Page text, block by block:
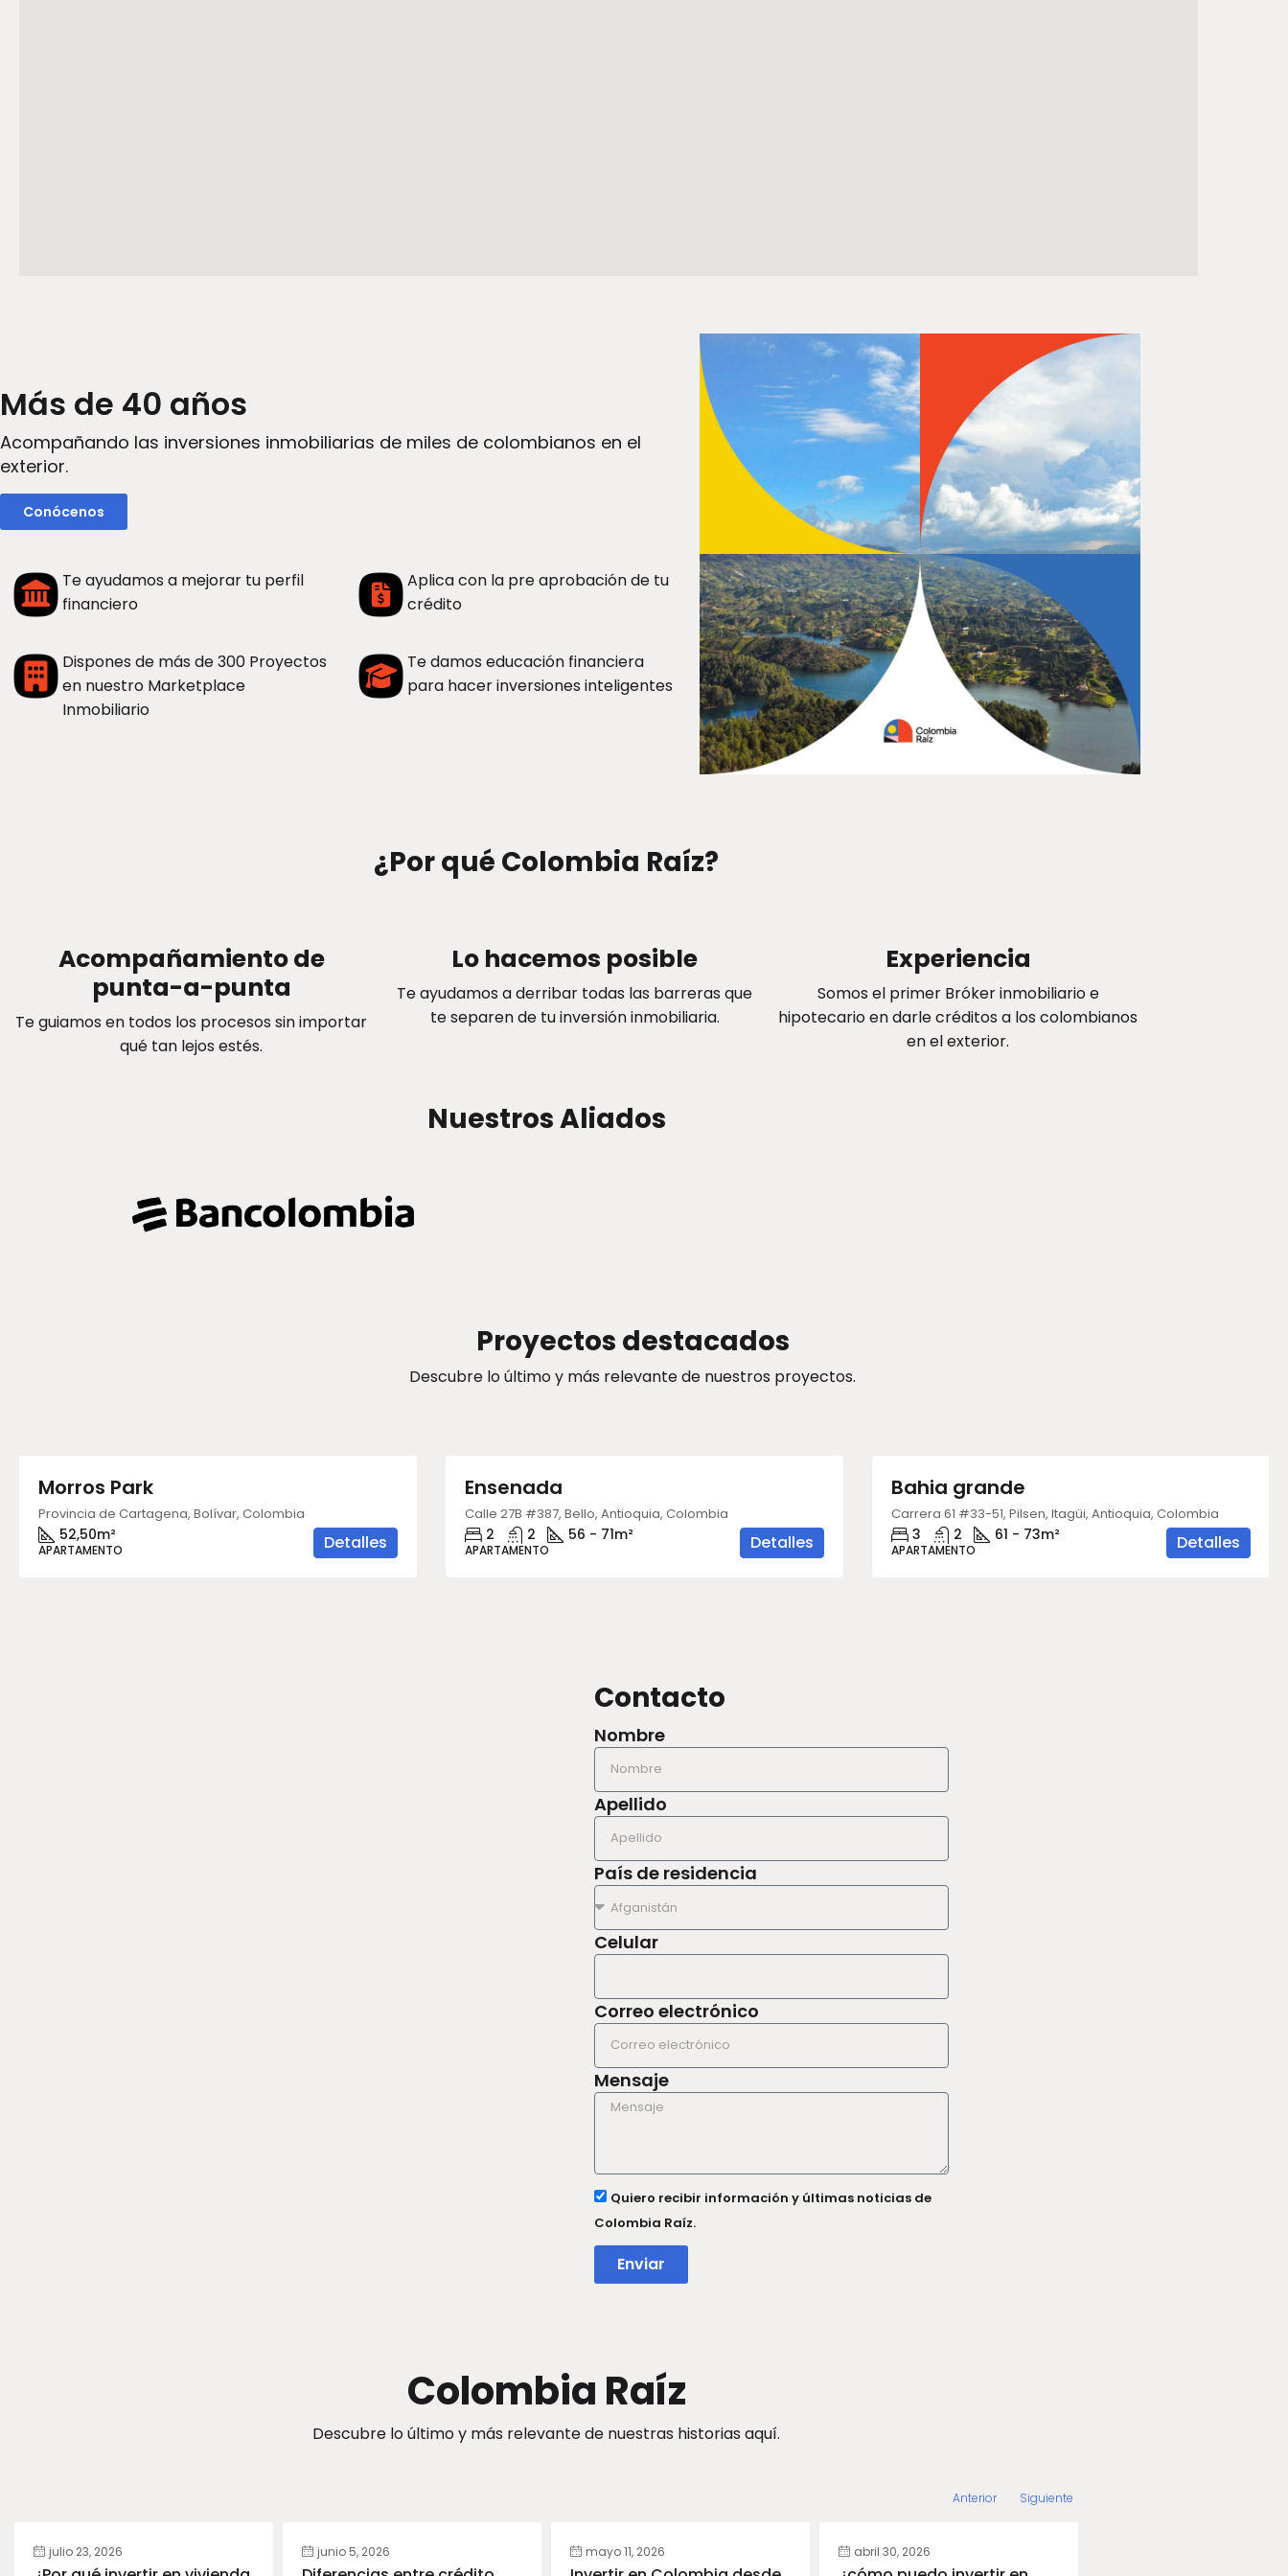
Más de 40 años
Acompañando las inversiones inmobiliarias de miles de colombianos en el
exterior.
Conócenos
Te ayudamos a mejorar tu perfil
financiero
Dispones de más de 300 Proyectos
en nuestro Marketplace
Inmobiliario
Aplica con la pre aprobación de tu
crédito
Te damos educación financiera
para hacer inversiones inteligentes
¿Por qué Colombia Raíz?
Acompañamiento de
punta-a-punta
Te guiamos en todos los procesos sin importar
qué tan lejos estés.
Lo hacemos posible
Te ayudamos a derribar todas las barreras que
te separen de tu inversión inmobiliaria.
Experiencia
Somos el primer Bróker inmobiliario e
hipotecario en darle créditos a los colombianos
en el exterior.
Nuestros Aliados
Proyectos destacados
Descubre lo último y más relevante de nuestros proyectos.
Morros Park
Provincia de Cartagena, Bolívar, Colombia
52,50m²
APARTAMENTO Detalles
Ensenada
Calle 27B #387, Bello, Antioquia, Colombia
2 2 56 - 71m²
APARTAMENTO Detalles
Bahia grande
Carrera 61 #33-51, Pilsen, Itagüi, Antioquia, Colombia
3 2 61 - 73m²
APARTAMENTO Detalles
Contacto
Nombre
Apellido
País de residencia
Celular
Correo electrónico
Mensaje
Quiero recibir información y últimas noticias de
Colombia Raíz.
Enviar
Colombia Raíz
Descubre lo último y más relevante de nuestras historias aquí.
Anterior Siguiente
julio 23, 2026 junio 5, 2026 mayo 11, 2026 abril 30, 2026